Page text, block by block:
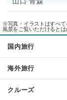
※写真・イラストはすべて
風景をご覧いただけるとは
国内旅行
海外旅行
クルーズ